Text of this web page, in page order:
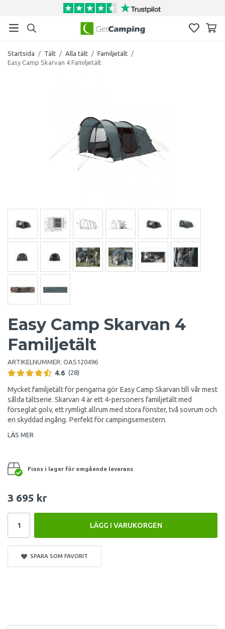
Startsida / Tält / Alla tält / Familjetält /
Easy Camp Skarvan 4 Familjetält
Easy Camp Skarvan 4
Familjetält
ARTIKELNUMMER: OAS120496
4.6 (28)
Mycket familjetält för pengarna gör Easy Camp Skarvan till vår mest
sålda tältserie. Skarvan 4 är ett 4-personers familjetält med
förseglat golv, ett rymligt allrum med stora fönster, två sovrum och
en skyddad ingång. Perfekt för campingsemestern.
LÄS MER
Finns i lager för omgående leverans
3 695 kr
LÄGG I VARUKORGEN
SPARA SOM FAVORIT